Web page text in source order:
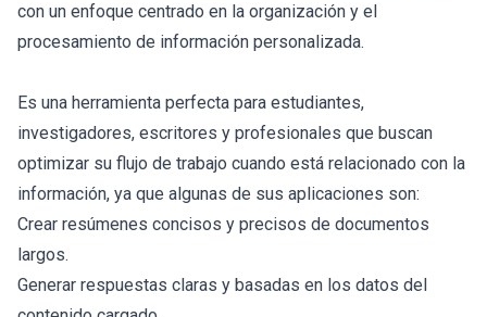
con un enfoque centrado en la organización y el
procesamiento de información personalizada.
Es una herramienta perfecta para estudiantes,
investigadores, escritores y profesionales que buscan
optimizar su flujo de trabajo cuando está relacionado con la
información, ya que algunas de sus aplicaciones son:
Crear resúmenes concisos y precisos de documentos
largos.
Generar respuestas claras y basadas en los datos del